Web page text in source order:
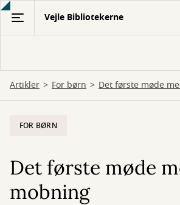
Gå
hovedindhold
Vejle Bibliotekerne
Artikler For børn Det første møde
FOR BØRN
Det første møde
mobning